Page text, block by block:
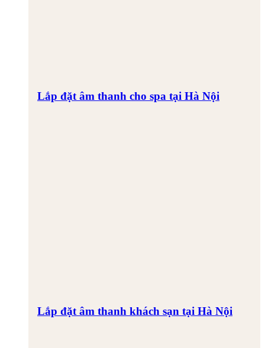
Lắp đặt âm thanh cho spa tại Hà Nội
Lắp đặt âm thanh khách sạn tại Hà Nội